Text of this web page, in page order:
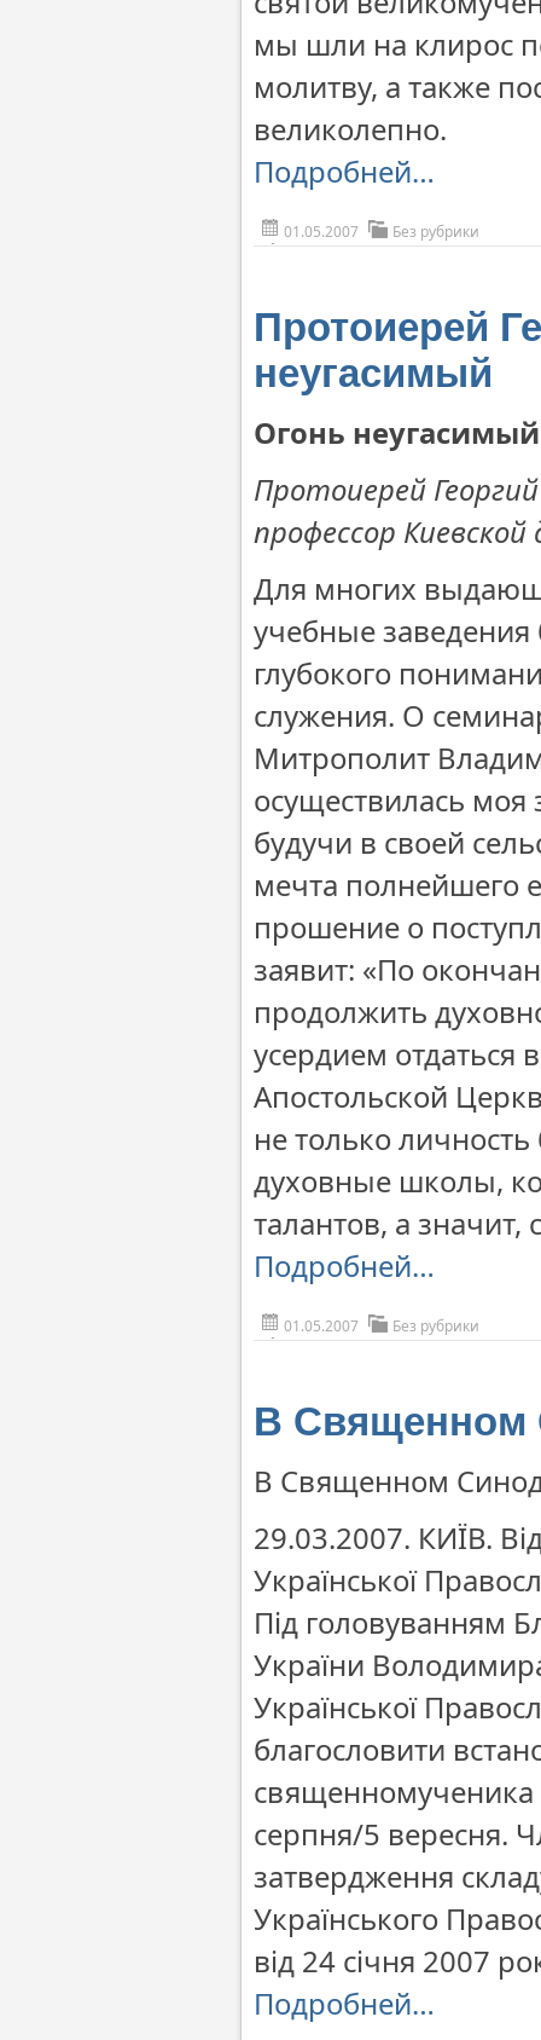
мы шли на клирос
молитву, а также
великолепно.
Подробней…
01.05.2007 Без рубрики
Протоиерей
неугасимый
Огонь неугасимый
Протоиерей
профессор
Для многих
учебные
глубокого
служения. О
Митрополит
осуществилась моя
будучи в своей
мечта полнейшего
прошение о
заявит: «По
продолжить
усердием
Апостольской
не только
духовные школы,
талантов, а
Подробней…
01.05.2007 Без рубрики
В Священном
В Священном
29.03.2007. КИЇВ.
Української
Під головуванням
України
Української
благословити
священномученика
серпня/5 вересня.
затвердження
Українського
від 24 січня 2007
Подробней…